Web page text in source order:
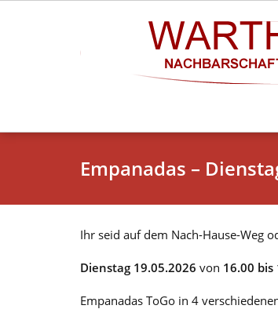
Empanadas –
Ihr seid auf dem Nach-Hause-Weg
Dienstag 19.05.2026 von 16.00 bis
Empanadas ToGo in 4